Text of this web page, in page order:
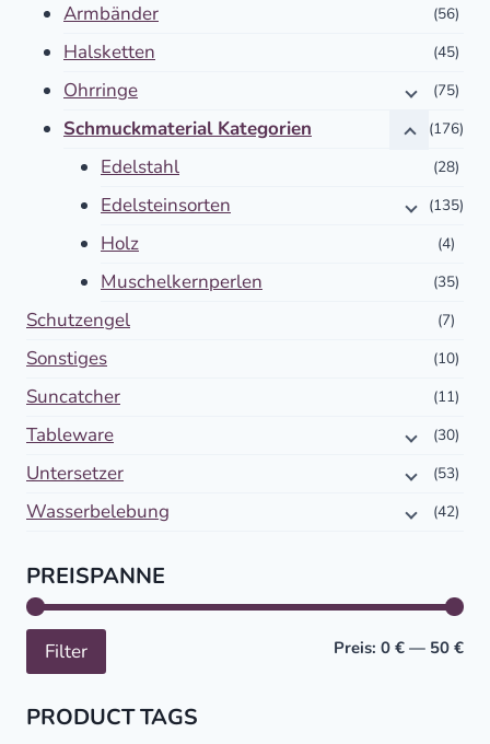
Armbänder (56)
Halsketten (45)
Ohrringe (75)
Schmuckmaterial Kategorien (176)
Edelstahl (28)
Edelsteinsorten (135)
Holz (4)
Muschelkernperlen (35)
Schutzengel (7)
Sonstiges (10)
Suncatcher (11)
Tableware (30)
Untersetzer (53)
Wasserbelebung (42)
PREISPANNE
Filter Preis: 0 € — 50 €
PRODUCT TAGS